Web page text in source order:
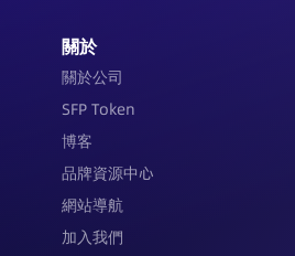
關於
關於公司
SFP Token
博客
品牌資源中心
網站導航
加入我們